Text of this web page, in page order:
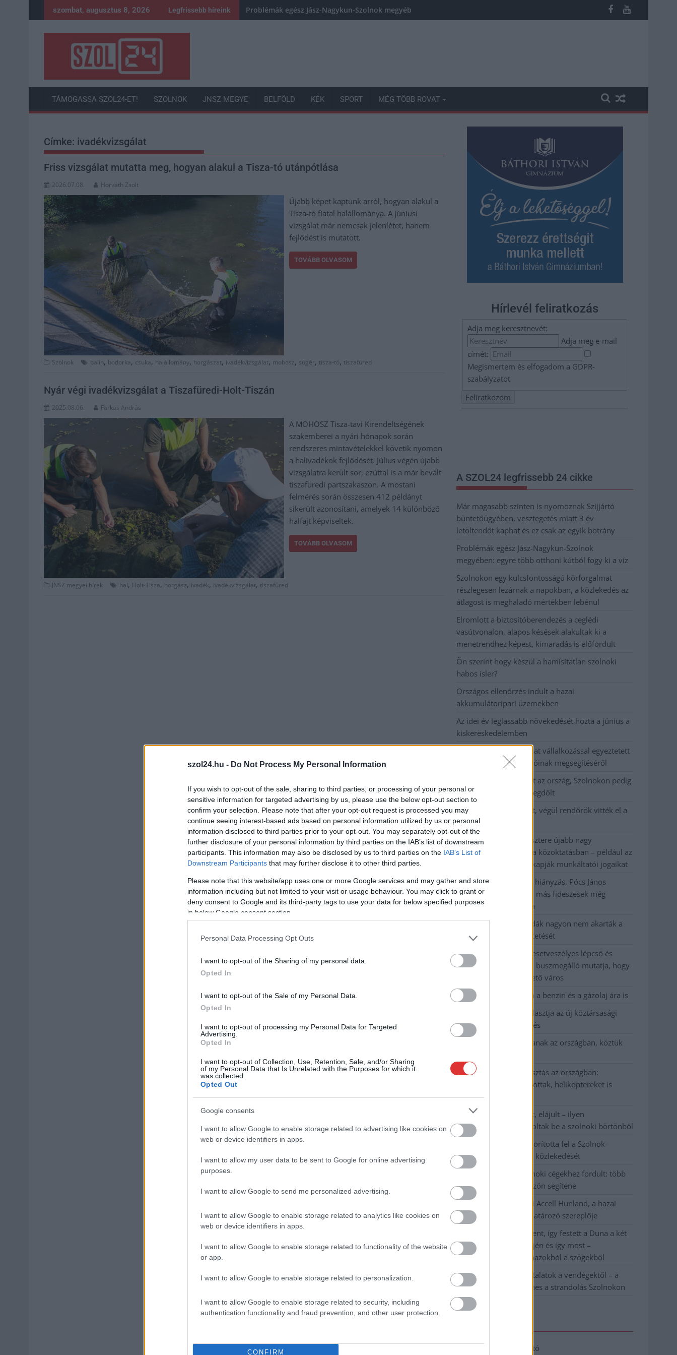
szol24.hu - Do Not Process My Personal Information
If you wish to opt-out of the sale, sharing to third parties, or processing of your personal or
sensitive information for targeted advertising by us, please use the below opt-out section to
confirm your selection. Please note that after your opt-out request is processed you may
continue seeing interest-based ads based on personal information utilized by us or personal
information disclosed to third parties prior to your opt-out. You may separately opt-out of the
further disclosure of your personal information by third parties on the IAB’s list of downstream
participants. This information may also be disclosed by us to third parties on the IAB’s List of
Downstream Participants that may further disclose it to other third parties.
Please note that this website/app uses one or more Google services and may gather and store
information including but not limited to your visit or usage behaviour. You may click to grant or
deny consent to Google and its third-party tags to use your data for below specified purposes
in below Google consent section.
Personal Data Processing Opt Outs
I want to opt-out of the Sharing of my personal data.
Opted In
I want to opt-out of the Sale of my Personal Data.
Opted In
I want to opt-out of processing my Personal Data for Targeted
Advertising.
Opted In
I want to opt-out of Collection, Use, Retention, Sale, and/or Sharing
of my Personal Data that Is Unrelated with the Purposes for which it
was collected.
Opted Out
Google consents
I want to allow Google to enable storage related to advertising like cookies on
web or device identifiers in apps.
I want to allow my user data to be sent to Google for online advertising
purposes.
I want to allow Google to send me personalized advertising.
I want to allow Google to enable storage related to analytics like cookies on
web or device identifiers in apps.
I want to allow Google to enable storage related to functionality of the website
or app.
I want to allow Google to enable storage related to personalization.
I want to allow Google to enable storage related to security, including
authentication functionality and fraud prevention, and other user protection.
CONFIRM
to
szombat, augusztus 8, 2026 Legfrissebb híreink Problémák egész Jász-Nagykun-Szolnok megyében: egyre több otthoni kútból fogy ki a víz
TÁMOGASSA SZOL24-ET! SZOLNOK JNSZ MEGYE BELFÖLD KÉK SPORT MÉG TÖBB ROVAT
Címke: ivadékvizsgálat
Friss vizsgálat mutatta meg, hogyan alakul a Tisza-tó utánpótlása
2026.07.08. Horváth Zsolt
Újabb képet kaptunk arról, hogyan alakul a
Tisza-tó fiatal halállománya. A júniusi
vizsgálat már nemcsak jelenlétet, hanem
fejlődést is mutatott.
TOVÁBB OLVASOM
Szolnok balin, bodorka, csuka, halállomány, horgászat, ivadékvizsgálat, mohosz, sügér, tisza-tó, tiszafüred
Nyár végi ivadékvizsgálat a Tiszafüredi-Holt-Tiszán
2025.08.06. Farkas András
A MOHOSZ Tisza-tavi Kirendeltségének
szakemberei a nyári hónapok során
rendszeres mintavételekkel követik nyomon
a halivadékok fejlődését. Július végén újabb
vizsgálatra került sor, ezúttal is a már bevált
tiszafüredi partszakaszon. A mostani
felmérés során összesen 412 példányt
sikerült azonosítani, amelyek 14 különböző
halfajt képviseltek.
TOVÁBB OLVASOM
JNSZ megyei hírek hal, Holt-Tisza, horgász, ivadék, ivadékvizsgálat, tiszafüred
Hírlevél feliratkozás
Adja meg keresztnevét:
Adja meg e-mail
címét:
Megismertem és elfogadom a GDPR-
szabályzatot
A SZOL24 legfrissebb 24 cikke
Már magasabb szinten is nyomoznak Szijjártó
büntetőügyében, vesztegetés miatt 3 év
letöltendőt kaphat és ez csak az egyik botrány
Problémák egész Jász-Nagykun-Szolnok
megyében: egyre több otthoni kútból fogy ki a víz
Szolnokon egy kulcsfontosságú körforgalmat
részlegesen lezárnak a napokban, a közlekedés az
átlagost is meghaladó mértékben lebénul
Elromlott a biztosítóberendezés a ceglédi
vasútvonalon, alapos késések alakultak ki a
menetrendhez képest, kimaradás is előfordult
Ön szerint hogy készül a hamisítatlan szolnoki
habos isler?
Országos ellenőrzés indult a hazai
akkumulátoripari üzemekben
Az idei év leglassabb növekedését hozta a június a
kiskereskedelemben
Györfi Mihály több tucat vállalkozással egyeztetett
a kerékpárgyár dolgozóinak megsegítéséről
41 fok fölé forrósodott az ország, Szolnokon pedig
egy másik rekord is megdőlt
Egy telefonhívást akart, végül rendőrök vitték el a
mezőtúri férfit
A Tisza kormány minisztere újabb nagy
változásokról döntött a közoktatásban – például az
iskolaigazgatók visszakapják munkáltatói jogaikat
Sok volt az igazolatlan hiányzás, Pócs János
fizetéslevonást kapott, más fideszesek még
kevesebbet vittek haza
A Szolnok megyei gazdák nagyon nem akarták a
JÉGER további üzemeltetését
Csendélet 5.0: alig balesetveszélyes lépcső és
remek állapotban levő buszmegálló mutatja, hogy
Szolnok mennyire élhető város
Pénteken újra csökken a benzin és a gázolaj ára is
Napokon belül megválasztja az új köztársasági
elnököt az Országgyűlés
Kiterjedt tüzek pusztítanak az országban, köztük
Harmadfokú hőségriasztás az országban:
Szolnokon klímát javítottak, helikoptereket is
bevetettek a tüzeknél
A zárkában rosszul lett, elájult – ilyen
körülményekről számoltak be a szolnoki börtönből
Váratlan fennakadás borította fel a Szolnok–
Kecskemét vasútvonal közlekedését
A polgármester a szolnoki cégekhez fordult: több
száz elbocsátott dolgozón segítene
Csődbe ment a tószegi Accell Hunland, a hazai
kerékpárgyártás meghatározó szereplője
Egyszer fent, egyszer lent, így festett a Duna a két
évvel ezelőtti árvíz idején és így most –
fotógyűjtemény ugyanazokból a szögekből
Ilyenek eddig a tapasztalatok a vendégektől – a
hőhullám miatt ingyenes a strandolás Szolnokon
Adatkezelési tájékoztató